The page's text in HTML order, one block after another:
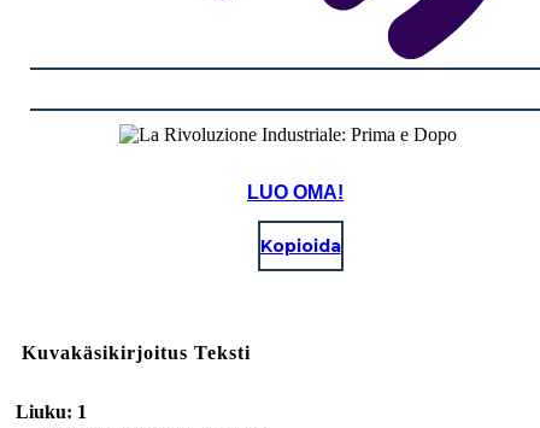
LUO OMA!
Kopioida
Kuvakäsikirjoitus Teksti
Liuku: 1